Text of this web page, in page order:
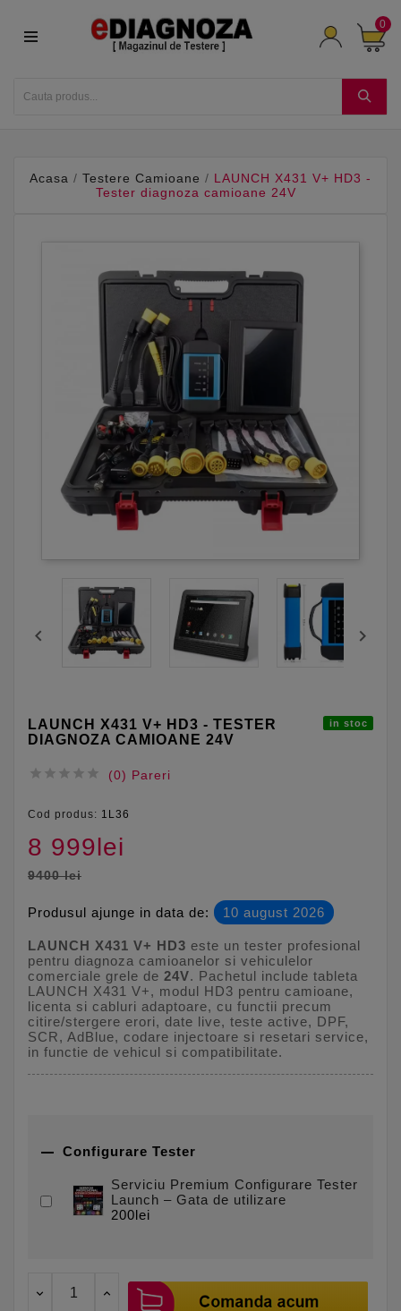
0
Acasa Testere Camioane
LAUNCH X431 V+ HD3 -
Tester diagnoza camioane 24V
 
LAUNCH X431 V+ HD3 - TESTER
DIAGNOZA CAMIOANE 24V
in stoc
     (0) Pareri
Cod produs: 1L36
8 999lei
9400 lei
Produsul ajunge in data de: 10 august 2026
LAUNCH X431 V+ HD3 este un tester profesional
pentru diagnoza camioanelor si vehiculelor
comerciale grele de 24V. Pachetul include tableta
LAUNCH X431 V+, modul HD3 pentru camioane,
licenta si cabluri adaptoare, cu functii precum
citire/stergere erori, date live, teste active, DPF,
SCR, AdBlue, codare injectoare si resetari service,
in functie de vehicul si compatibilitate.
 Configurare Tester
Serviciu Premium Configurare Tester
Launch – Gata de utilizare
200lei